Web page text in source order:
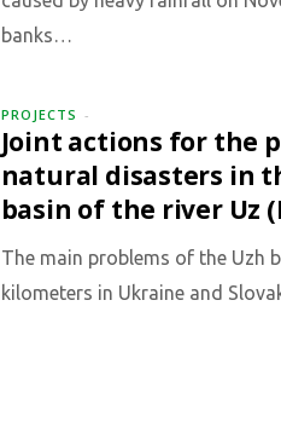
banks…
PROJECTS
Joint actions for the
natural disasters in
basin of the river Uz
The main problems of the Uzh
kilometers in Ukraine and